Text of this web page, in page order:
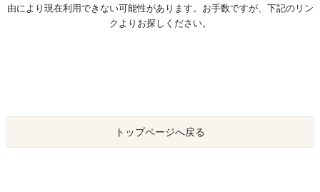
由により現在利用できない可能性があります。お手数ですが、下記のリン
クよりお探しください。
トップページへ戻る